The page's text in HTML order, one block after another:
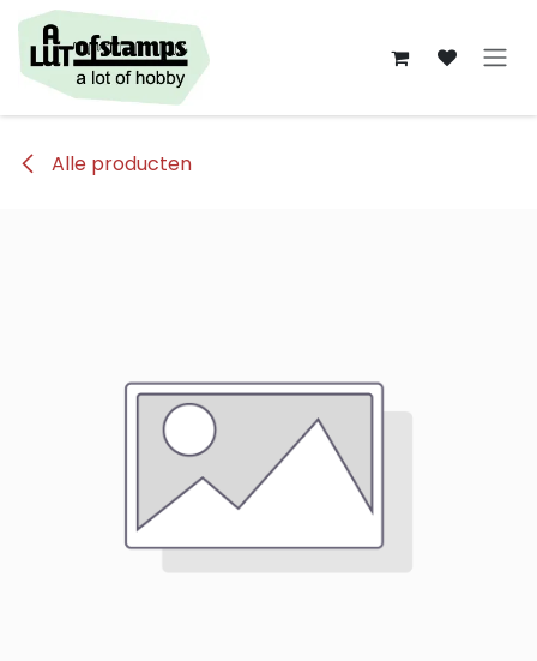
Overslaan naar inhoud
Alle producten